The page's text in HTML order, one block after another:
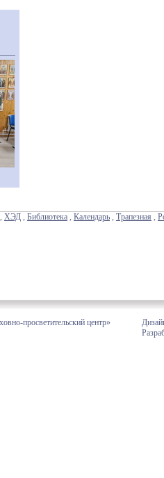
, ХЭД , Библиотека , Календарь , Трапезная ,
просветительский центр»